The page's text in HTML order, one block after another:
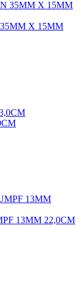
X 15MM
13MM 22,0CM